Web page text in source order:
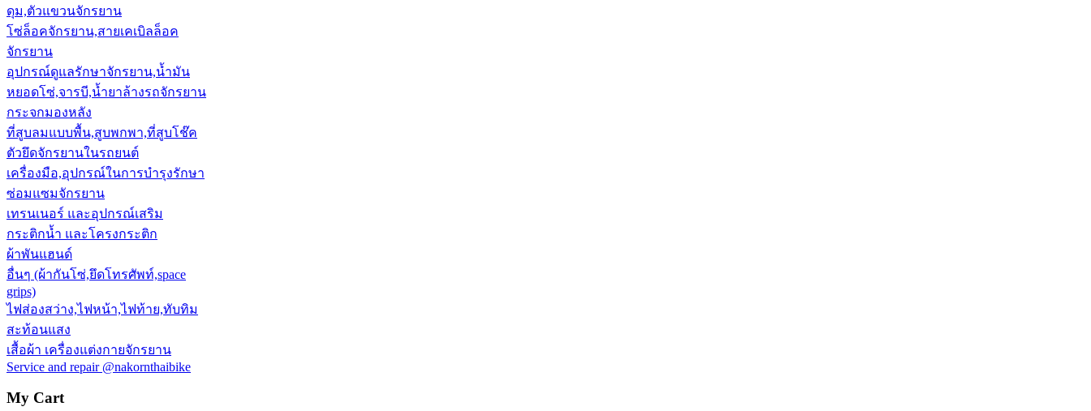
ดุม,ตัวแขวนจักรยาน
โซ่ล็อคจักรยาน,สายเคเบิลล็อค
จักรยาน
อุปกรณ์ดูแลรักษาจักรยาน,น้ำมัน
หยอดโซ่,จารบี,น้ำยาล้างรถจักรยาน
กระจกมองหลัง
ที่สูบลมแบบพื้น,สูบพกพา,ที่สูบโช๊ค
ตัวยึดจักรยานในรถยนต์
เครื่องมือ,อุปกรณ์ในการบำรุงรักษา
ซ่อมแซมจักรยาน
เทรนเนอร์ และอุปกรณ์เสริม
กระติกน้ำ และโครงกระติก
ผ้าพันแฮนด์
อื่นๆ (ผ้ากันโซ่,ยึดโทรศัพท์,space
grips)
ไฟส่องสว่าง,ไฟหน้า,ไฟท้าย,ทับทิม
สะท้อนแสง
เสื้อผ้า เครื่องแต่งกายจักรยาน
Service and repair @nakornthaibike
My Cart